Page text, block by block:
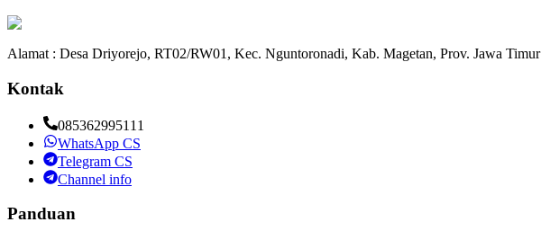
Alamat : Desa Driyorejo, RT02/RW01, Kec. Nguntoronadi, Kab. Magetan, Prov. Jawa Timur
Kontak
085362995111
WhatsApp CS
Telegram CS
Channel info
Panduan